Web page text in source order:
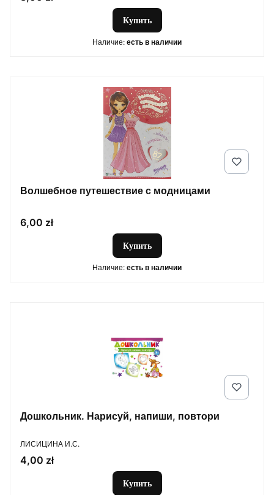
Купить
Наличие: есть в наличии
Волшебное путешествие с модницами
Цена
6,00 zł
Купить
Наличие: есть в наличии
Дошкольник. Нарисуй, напиши, повтори
ПРОИЗВОДИТЕЛЬ
ЛИСИЦИНА И.С.
Цена
4,00 zł
Купить